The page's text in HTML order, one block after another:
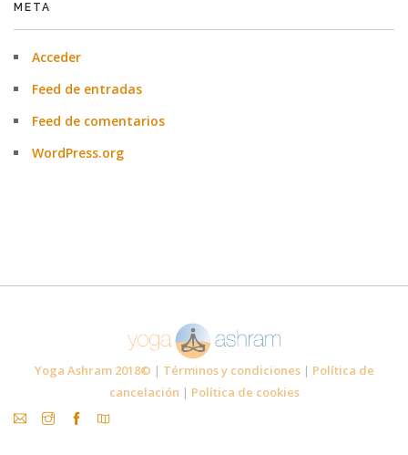
META
Acceder
Feed de entradas
Feed de comentarios
WordPress.org
Yoga Ashram 2018© | Términos y condiciones| Política de
cancelación | Política de cookies